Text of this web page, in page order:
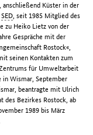
anschließend Küster in der
SED, seit 1985 Mitglied des
zu Heiko Lietz von der
Gespräche mit der
Rostock«,
seinen Kontakten zum
für Umweltarbeit
in Wismar, September
beantragte mit Ulrich
des Bezirkes Rostock, ab
1989 bis März